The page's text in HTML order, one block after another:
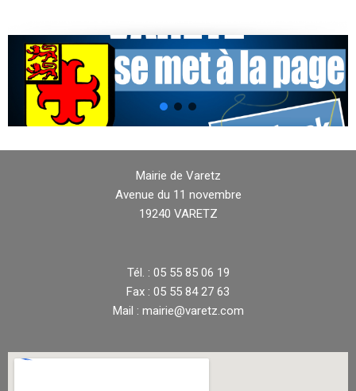
Mairie de Varetz
Avenue du 11 novembre
19240 VARETZ
Tél. : 05 55 85 06 19
Fax : 05 55 84 27 63
Mail : mairie@varetz.com